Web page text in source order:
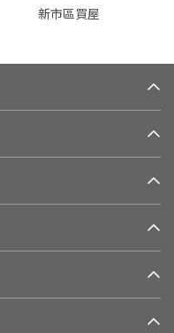
新市區買屋